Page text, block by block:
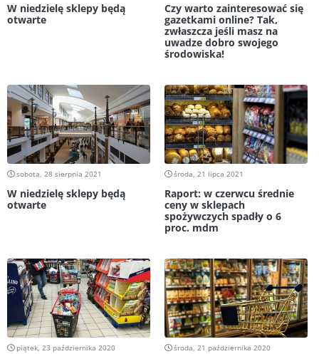
W niedzielę sklepy będą
otwarte
Czy warto zainteresować się
gazetkami online? Tak,
zwłaszcza jeśli masz na
uwadze dobro swojego
środowiska!
sobota, 28 sierpnia 2021
W niedzielę sklepy będą
otwarte
środa, 21 lipca 2021
Raport: w czerwcu średnie
ceny w sklepach
spożywczych spadły o 6
proc. mdm
piątek, 23 października 2020 środa, 21 października 2020